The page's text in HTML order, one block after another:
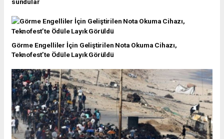
Görme Engelliler İçin Geliştirilen Nota Okuma Cihazı,
Teknofest’te Ödüle Layık Görüldü